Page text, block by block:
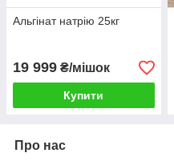
Альгінат натрію 25кг
19 999 ₴/мішок
Купити
Про нас